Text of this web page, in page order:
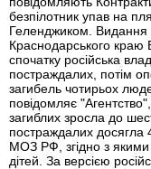
безпілотник упав на
Геленджиком. Видання
Краснодарського
спочатку російська
постраждалих, потім
загибель чотирьох
повідомляє
загиблих зросла до
постраждалих досягла
МОЗ РФ, згідно з якими
дітей. За версією